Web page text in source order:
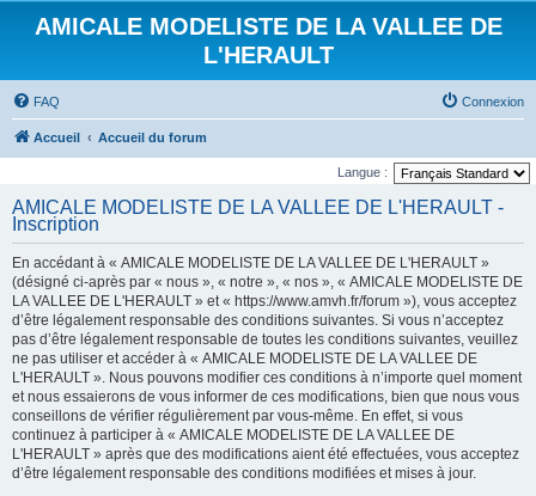
AMICALE MODELISTE DE LA VALLEE DE
L'HERAULT
FAQ Connexion
Accueil Accueil du forum
Langue :
AMICALE MODELISTE DE LA VALLEE DE L'HERAULT -
Inscription
En accédant à « AMICALE MODELISTE DE LA VALLEE DE L'HERAULT »
(désigné ci-après par « nous », « notre », « nos », « AMICALE MODELISTE DE
LA VALLEE DE L'HERAULT » et « https://www.amvh.fr/forum »), vous acceptez
d’être légalement responsable des conditions suivantes. Si vous n’acceptez
pas d’être légalement responsable de toutes les conditions suivantes, veuillez
ne pas utiliser et accéder à « AMICALE MODELISTE DE LA VALLEE DE
L'HERAULT ». Nous pouvons modifier ces conditions à n’importe quel moment
et nous essaierons de vous informer de ces modifications, bien que nous vous
conseillons de vérifier régulièrement par vous-même. En effet, si vous
continuez à participer à « AMICALE MODELISTE DE LA VALLEE DE
L'HERAULT » après que des modifications aient été effectuées, vous acceptez
d’être légalement responsable des conditions modifiées et mises à jour.